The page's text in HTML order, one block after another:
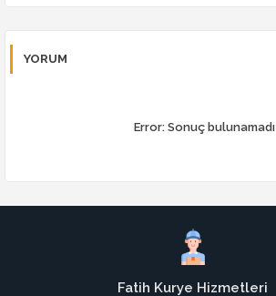
YORUM
Error:Sonuç bulunamadı
Fatih Kurye Hizmetleri